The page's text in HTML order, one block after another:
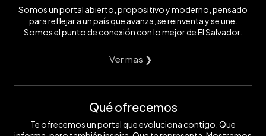
Somos un portal abierto, propositivo y moderno, pensado
para reflejar a un país que avanza, se reinventa y se une.
Somos el punto de conexión con lo mejor de El Salvador.
Ver mas ❯
Qué ofrecemos
Te ofrecemos un portal que evoluciona contigo. Que